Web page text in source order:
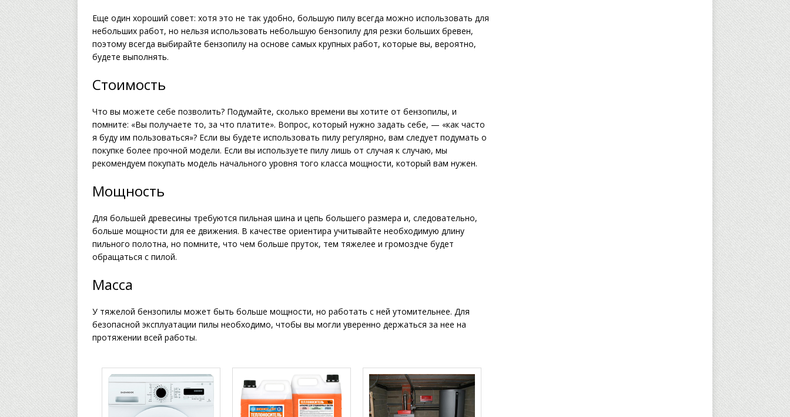
Еще один хороший совет: хотя это не так удобно, большую пилу всегда можно использовать для
небольших работ, но нельзя использовать небольшую бензопилу для резки больших бревен,
поэтому всегда выбирайте бензопилу на основе самых крупных работ, которые вы, вероятно,
будете выполнять.
Стоимость
Что вы можете себе позволить? Подумайте, сколько времени вы хотите от бензопилы, и
помните: «Вы получаете то, за что платите». Вопрос, который нужно задать себе, — «как часто
я буду им пользоваться»? Если вы будете использовать пилу регулярно, вам следует подумать о
покупке более прочной модели. Если вы используете пилу лишь от случая к случаю, мы
рекомендуем покупать модель начального уровня того класса мощности, который вам нужен.
Мощность
Для большей древесины требуются пильная шина и цепь большего размера и, следовательно,
больше мощности для ее движения. В качестве ориентира учитывайте необходимую длину
пильного полотна, но помните, что чем больше пруток, тем тяжелее и громоздче будет
обращаться с пилой.
Масса
У тяжелой бензопилы может быть больше мощности, но работать с ней утомительнее. Для
безопасной эксплуатации пилы необходимо, чтобы вы могли уверенно держаться за нее на
протяжении всей работы.